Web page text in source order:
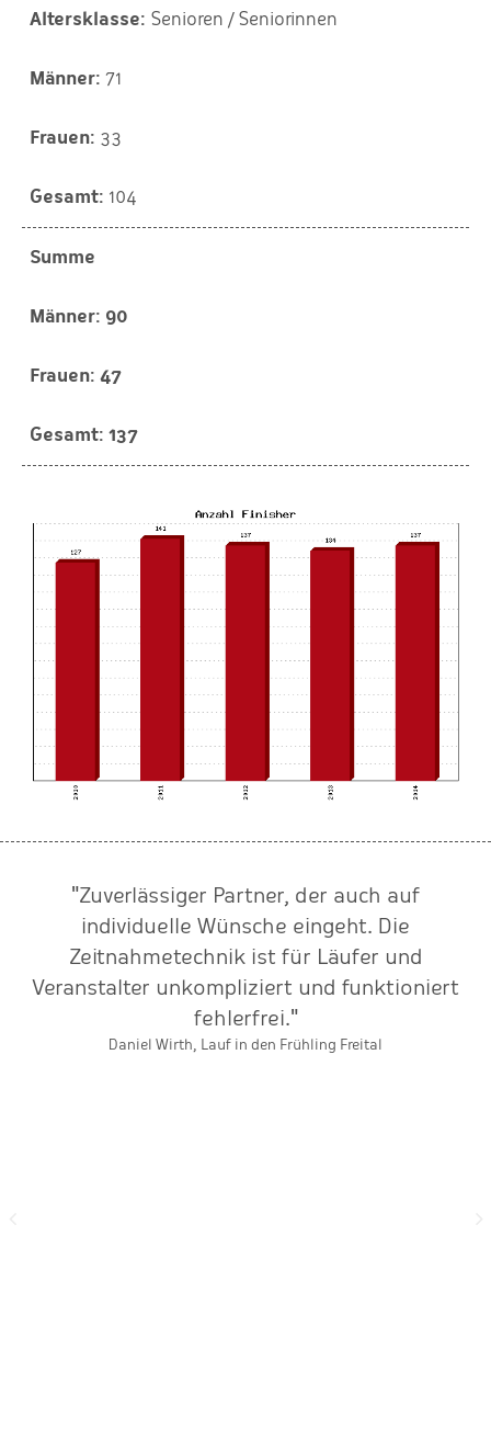
Senioren / Seniorinnen
71
33
104
Summe
90
47
137
"Zuverlässiger Partner, der auch auf
individuelle Wünsche eingeht. Die
Zeitnahmetechnik ist für Läufer und
Veranstalter unkompliziert und funktioniert
fehlerfrei."
Daniel Wirth, Lauf in den Frühling Freital